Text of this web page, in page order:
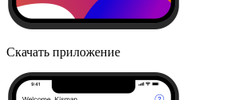
Скачать приложение